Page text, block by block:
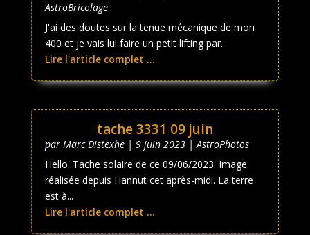
AstroBricolage
J'ai des doutes sur la tenue mécanique de mon
400 et je vais lui faire un petit lifting par...
Lire l'article complet ...
tache 3331 09 juin
par Marc Distexhe| 9 juin 2023|AstroPhotos
Hello. Tache solaire de ce 09/06/2023. Image
réalisée depuis Hannut cet après-midi. La terre
est à...
Lire l'article complet ...